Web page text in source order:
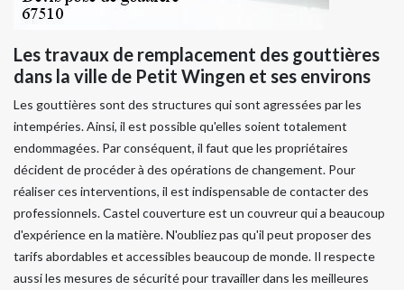
Les travaux de remplacement des gouttières
dans la ville de Petit Wingen et ses environs
Les gouttières sont des structures qui sont agressées par les
intempéries. Ainsi, il est possible qu'elles soient totalement
endommagées. Par conséquent, il faut que les propriétaires
décident de procéder à des opérations de changement. Pour
réaliser ces interventions, il est indispensable de contacter des
professionnels. Castel couverture est un couvreur qui a beaucoup
d'expérience en la matière. N'oubliez pas qu'il peut proposer des
tarifs abordables et accessibles beaucoup de monde. Il respecte
aussi les mesures de sécurité pour travailler dans les meilleures